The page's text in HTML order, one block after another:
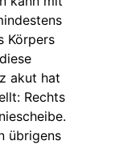
Körpers
akut hat
Rechts
übrigens